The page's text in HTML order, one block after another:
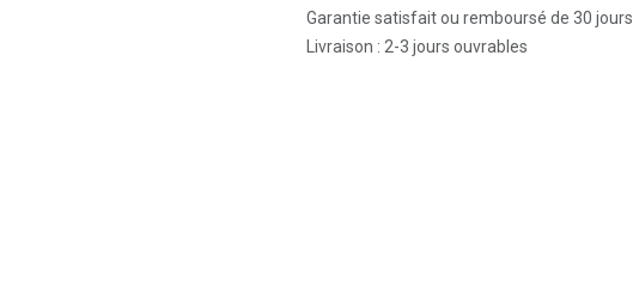
Garantie satisfait ou remboursé de 30 jours
Livraison : 2-3 jours ouvrables